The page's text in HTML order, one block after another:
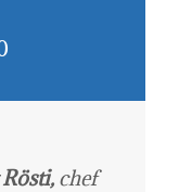
chef